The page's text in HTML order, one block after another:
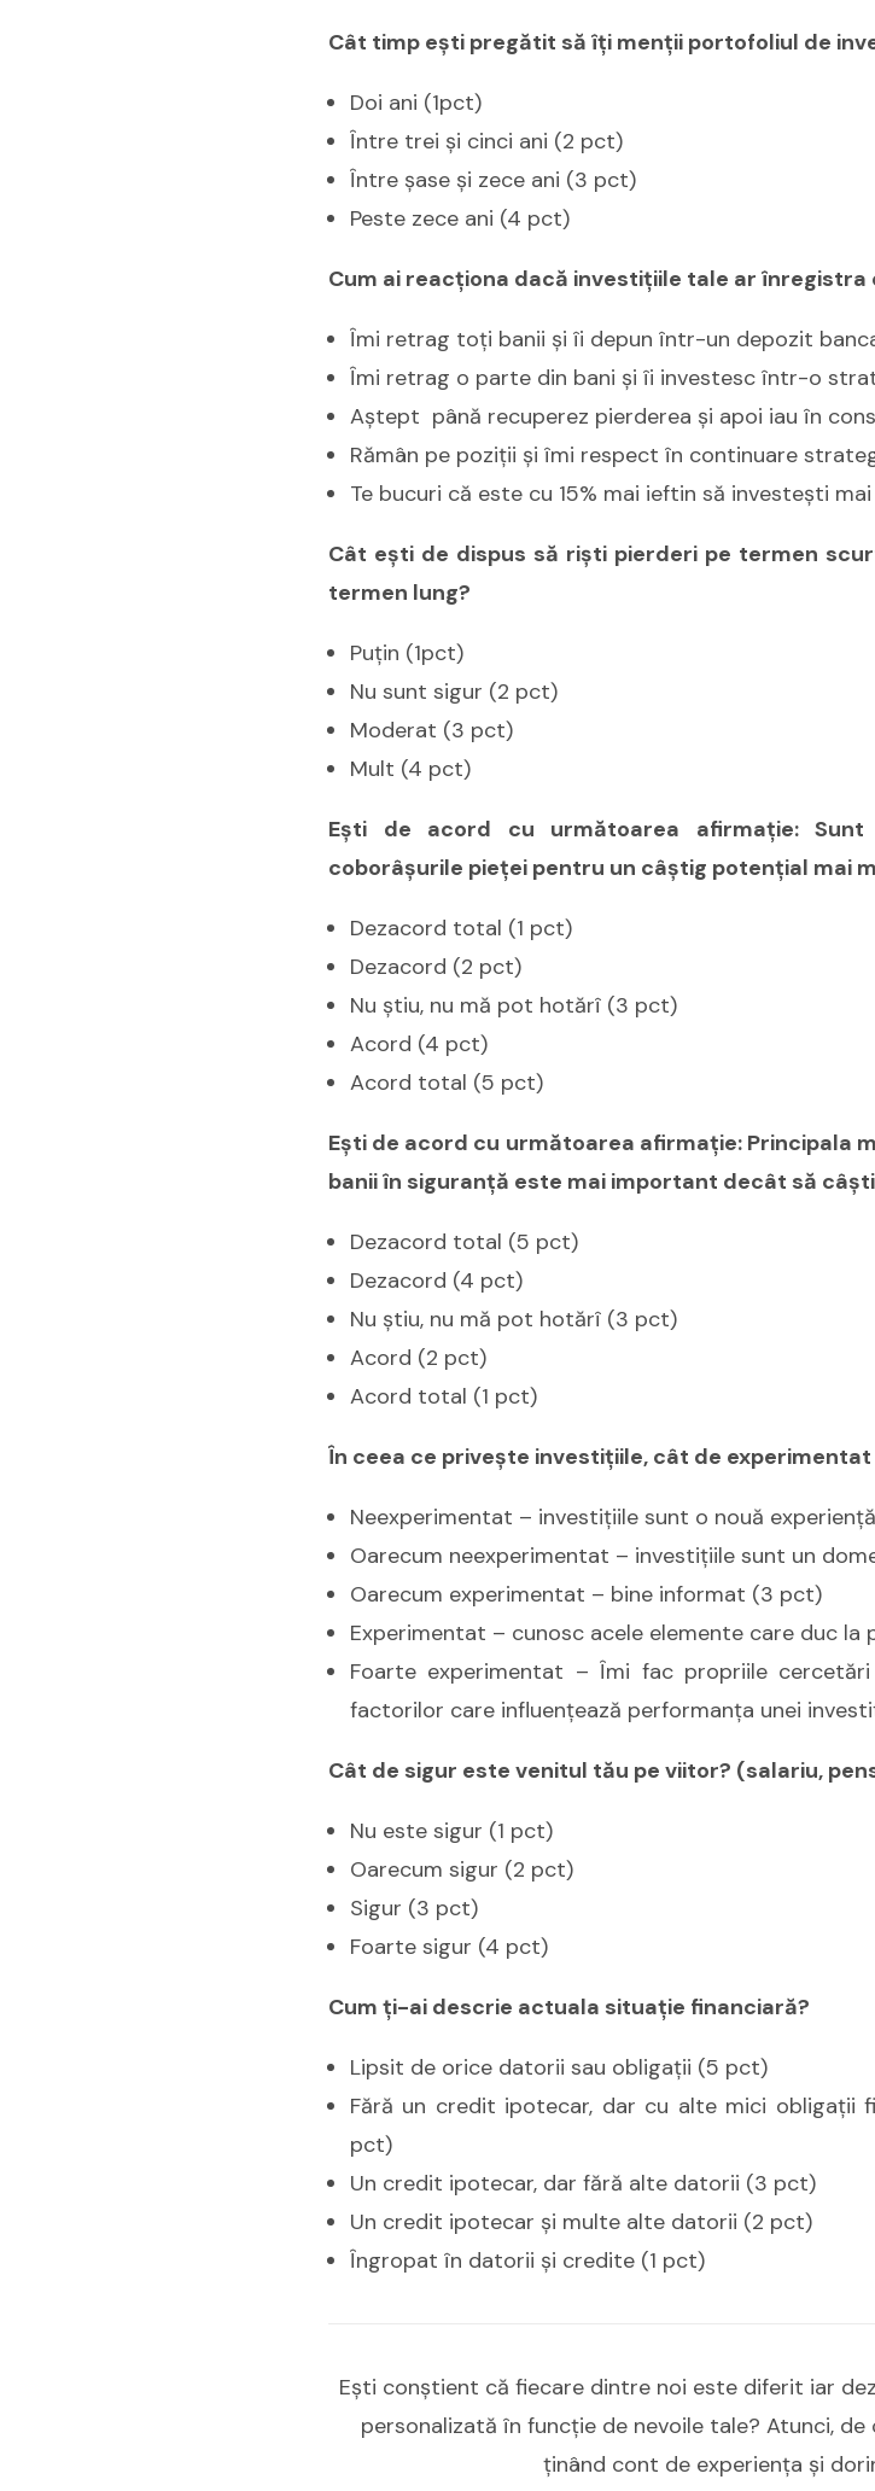
Cât timp eşti pregătit să îţi menţii portofoliul de
Doi ani (1pct)
Între trei şi cinci ani (2 pct)
Între şase şi zece ani (3 pct)
Peste zece ani (4 pct)
Cum ai reacţiona dacă investiţiile tale ar înregistra
Îmi retrag toţi banii şi îi depun într-un depozit
Îmi retrag o parte din bani şi îi investesc într-o
Aştept până recuperez pierderea şi apoi iau în
Rămân pe poziţii şi îmi respect în continuare
Te bucuri că este cu 15% mai ieftin să investeşti
Cât eşti de dispus să rişti pierderi pe termen
termen lung?
Puţin (1pct)
Nu sunt sigur (2 pct)
Moderat (3 pct)
Mult (4 pct)
Eşti de acord cu următoarea afirmaţie:
coborâşurile pieţei pentru un câştig potenţial mai
Dezacord total (1 pct)
Dezacord (2 pct)
Nu ştiu, nu mă pot hotărî (3 pct)
Acord (4 pct)
Acord total (5 pct)
Eşti de acord cu următoarea afirmaţie: Principala
banii în siguranţă este mai important decât să
Dezacord total (5 pct)
Dezacord (4 pct)
Nu ştiu, nu mă pot hotărî (3 pct)
Acord (2 pct)
Acord total (1 pct)
În ceea ce priveşte investiţiile, cât de
Neexperimentat – investiţiile sunt o nouă
Oarecum neexperimentat – investiţiile sunt un
Oarecum experimentat – bine informat (3 pct)
Experimentat – cunosc acele elemente care duc
Foarte experimentat – Îmi fac propriile
factorilor care influenţează performanţa unei
Cât de sigur este venitul tău pe viitor? (salariu,
Nu este sigur (1 pct)
Oarecum sigur (2 pct)
Sigur (3 pct)
Foarte sigur (4 pct)
Cum ţi-ai descrie actuala situaţie financiară?
Lipsit de orice datorii sau obligaţii (5 pct)
Fără un credit ipotecar, dar cu alte mici obligaţii
pct)
Un credit ipotecar, dar fără alte datorii (3 pct)
Un credit ipotecar şi multe alte datorii (2 pct)
Îngropat în datorii şi credite (1 pct)
Eşti conştient că fiecare dintre noi este diferit iar
personalizată în funcţie de nevoile tale? Atunci,
ţinând cont de experienţa şi